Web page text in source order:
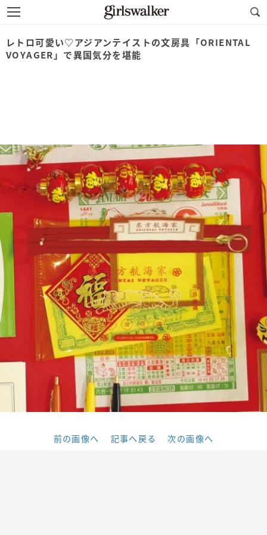
レトロ可愛い♡アジアンテイストの文房具「ORIENTAL
VOYAGER」で異国気分を堪能
前の画像へ 記事へ戻る 次の画像へ